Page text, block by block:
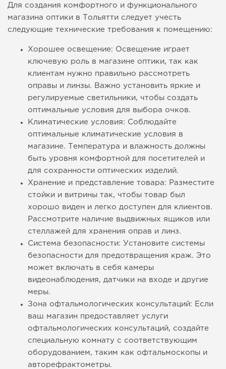
Для создания комфортного и функционального
магазина оптики в Тольятти следует учесть
следующие технические требования к помещению:
Хорошее освещение: Освещение играет
ключевую роль в магазине оптики, так как
клиентам нужно правильно рассмотреть
оправы и линзы. Важно установить яркие и
регулируемые светильники, чтобы создать
оптимальные условия для выбора очков.
Климатические условия: Соблюдайте
оптимальные климатические условия в
магазине. Температура и влажность должны
быть уровня комфортной для посетителей и
для сохранности оптических изделий.
Хранение и представление товара: Разместите
стойки и витрины так, чтобы товар был
хорошо виден и легко доступен для клиентов.
Рассмотрите наличие выдвижных ящиков или
стеллажей для хранения оправ и линз.
Система безопасности: Установите системы
безопасности для предотвращения краж. Это
может включать в себя камеры
видеонаблюдения, датчики на входе и другие
меры.
Зона офтальмологических консультаций: Если
ваш магазин предоставляет услуги
офтальмологических консультаций, создайте
специальную комнату с соответствующим
оборудованием, таким как офтальмоскопы и
авторефрактометры.